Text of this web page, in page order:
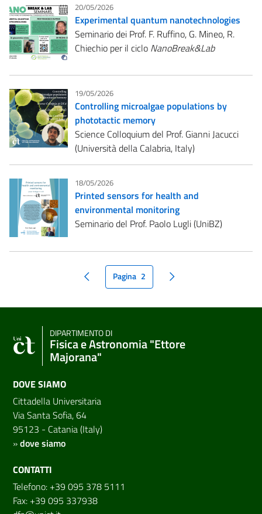
20/05/2026
Experimental quantum nanotechnologies
Seminario dei Prof. F. Ruffino, G. Mineo, R.
Chiechio per il ciclo NanoBreak&Lab
19/05/2026
Controlling microalgae populations by
phototactic memory
Science Colloquium del Prof. Gianni Jacucci
(Università della Calabria, Italy)
18/05/2026
Printed sensors for health and
environmental monitoring
Seminario del Prof. Paolo Lugli (UniBZ)
pagina precedente
Pagina 2 pagina seguente
DIPARTIMENTO DI
Fisica e Astronomia "Ettore
Majorana"
DOVE SIAMO
Cittadella Universitaria
Via Santa Sofia, 64
95123 - Catania (Italy)
»dove siamo
CONTATTI
Telefono: +39 095 378 5111
Fax: +39 095 337938